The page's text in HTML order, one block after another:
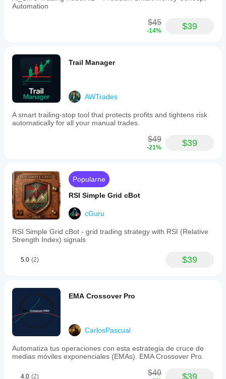
Automation
$45
-14% $39
Trail Manager
AWTrades
A smart trailing-stop tool that protects profits and tightens risk
automatically for all your manual trades.
$49
-21% $39
Popularne
RSI Simple Grid cBot
cGuru
RSI Simple Grid cBot - grid trading strategy with RSI (Relative
Strength Index) signals
5.0 (2) $39
EMA Crossover Pro
CarlosPascual
Automatiza tus operaciones con esta estrategia de cruce de
medias móviles exponenciales (EMAs). EMA Crossover Pro.
4.0 (2) $40 $39